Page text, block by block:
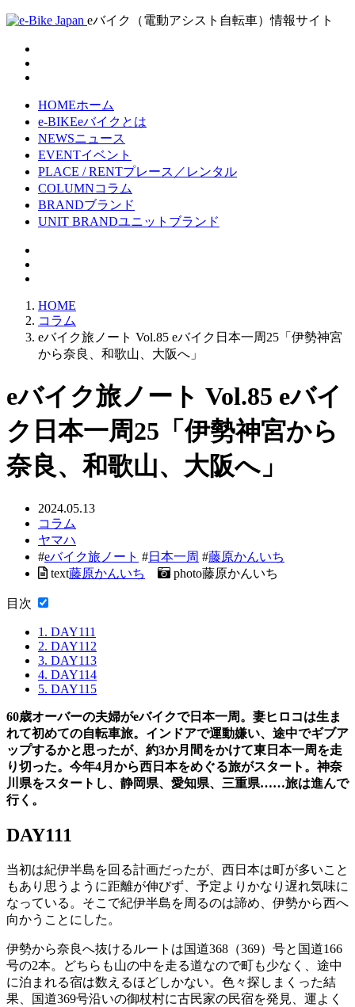
eバイク（電動アシスト自転車）情報サイト
HOMEホーム
e-BIKEeバイクとは
NEWSニュース
EVENTイベント
PLACE / RENTプレース／レンタル
COLUMNコラム
BRANDブランド
UNIT BRANDユニットブランド
HOME
コラム
eバイク旅ノート Vol.85 eバイク日本一周25「伊勢神宮
から奈良、和歌山、大阪へ」
eバイク旅ノート Vol.85 eバイ
ク日本一周25「伊勢神宮から
奈良、和歌山、大阪へ」
2024.05.13
コラム
ヤマハ
#eバイク旅ノート #日本一周 #藤原かんいち
text藤原かんいち photo藤原かんいち
目次
1. DAY111
2. DAY112
3. DAY113
4. DAY114
5. DAY115
60歳オーバーの夫婦がeバイクで日本一周。妻ヒロコは生ま
れて初めての自転車旅。インドアで運動嫌い、途中でギブア
ップするかと思ったが、約3か月間をかけて東日本一周を走
り切った。今年4月から西日本をめぐる旅がスタート。神奈
川県をスタートし、静岡県、愛知県、三重県……旅は進んで
行く。
DAY111
当初は紀伊半島を回る計画だったが、西日本は町が多いこと
もあり思うように距離が伸びず、予定よりかなり遅れ気味に
なっている。そこで紀伊半島を周るのは諦め、伊勢から西へ
向かうことにした。
伊勢から奈良へ抜けるルートは国道368（369）号と国道166
号の2本。どちらも山の中を走る道なので町も少なく、途中
に泊まれる宿は数えるほどしかない。色々探しまくった結
果、国道369号沿いの御杖村に古民家の民宿を発見、運よく